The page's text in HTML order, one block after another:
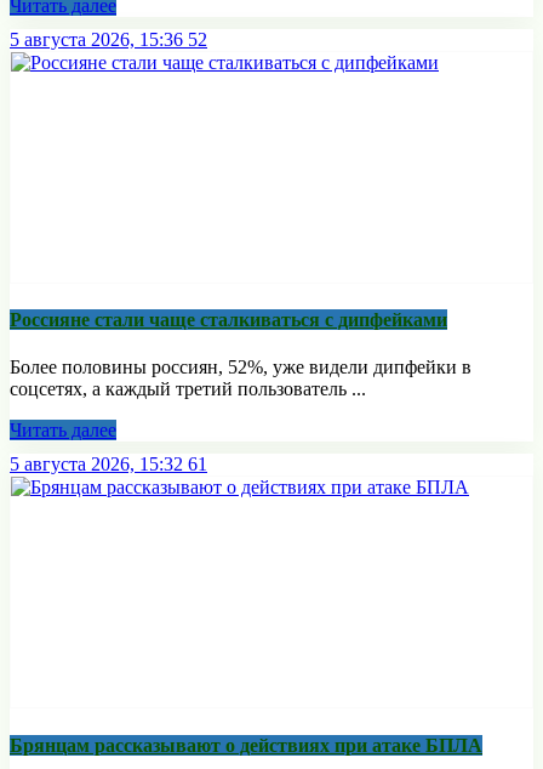
Читать далее
5 августа 2026, 15:36 52
Россияне стали чаще сталкиваться с дипфейками
Более половины россиян, 52%, уже видели дипфейки в
соцсетях, а каждый третий пользователь ...
Читать далее
5 августа 2026, 15:32 61
Брянцам рассказывают о действиях при атаке БПЛА